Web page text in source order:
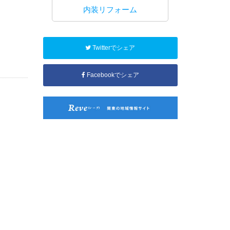
内装リフォーム
Twitterでシェア
Facebookでシェア